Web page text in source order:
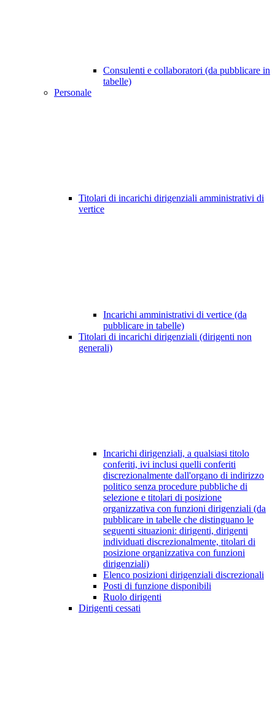
Consulenti e collaboratori (da pubblicare in
tabelle)
Personale
Titolari di incarichi dirigenziali amministrativi di
vertice
Incarichi amministrativi di vertice (da
pubblicare in tabelle)
Titolari di incarichi dirigenziali (dirigenti non
generali)
Incarichi dirigenziali, a qualsiasi titolo
conferiti, ivi inclusi quelli conferiti
discrezionalmente dall'organo di indirizzo
politico senza procedure pubbliche di
selezione e titolari di posizione
organizzativa con funzioni dirigenziali (da
pubblicare in tabelle che distinguano le
seguenti situazioni: dirigenti, dirigenti
individuati discrezionalmente, titolari di
posizione organizzativa con funzioni
dirigenziali)
Elenco posizioni dirigenziali discrezionali
Posti di funzione disponibili
Ruolo dirigenti
Dirigenti cessati